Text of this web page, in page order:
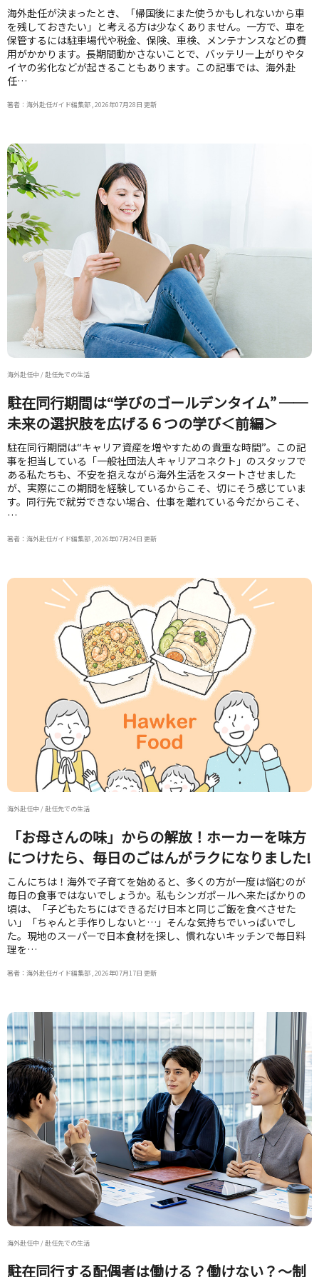
海外赴任が決まったとき、「帰国後にまた使うかもしれないから車
を残しておきたい」と考える方は少なくありません。一方で、車を
保管するには駐車場代や税金、保険、車検、メンテナンスなどの費
用がかかります。長期間動かさないことで、バッテリー上がりやタ
イヤの劣化などが起きることもあります。この記事では、海外赴
任…
著者：海外赴任ガイド編集部 , 2026年07月28日 更新
海外赴任中 / 赴任先での生活
駐在同行期間は“学びのゴールデンタイム” ──
未来の選択肢を広げる６つの学び＜前編＞
駐在同行期間は“キャリア資産を増やすための貴重な時間”。この記
事を担当している「一般社団法人キャリアコネクト」のスタッフで
ある私たちも、不安を抱えながら海外生活をスタートさせました
が、実際にこの期間を経験しているからこそ、切にそう感じていま
す。同行先で就労できない場合、仕事を離れている今だからこそ、
…
著者：海外赴任ガイド編集部 , 2026年07月24日 更新
海外赴任中 / 赴任先での生活
「お母さんの味」からの解放！ホーカーを味方
につけたら、毎日のごはんがラクになりました!
こんにちは！海外で子育てを始めると、多くの方が一度は悩むのが
毎日の食事ではないでしょうか。私もシンガポールへ来たばかりの
頃は、「子どもたちにはできるだけ日本と同じご飯を食べさせた
い」「ちゃんと手作りしないと…」そんな気持ちでいっぱいでし
た。現地のスーパーで日本食材を探し、慣れないキッチンで毎日料
理を…
著者：海外赴任ガイド編集部 , 2026年07月17日 更新
海外赴任中 / 赴任先での生活
駐在同行する配偶者は働ける？働けない？～制